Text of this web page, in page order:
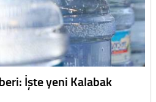
İşte yeni Kalabak